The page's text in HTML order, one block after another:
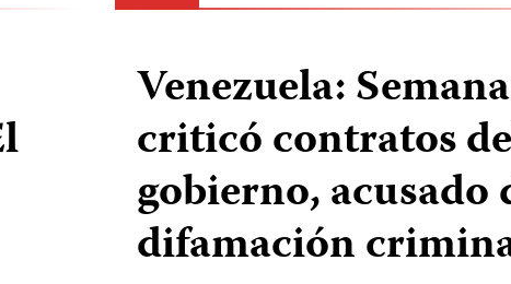
Venezuela:
criticó contratos
gobierno, acusado
difamación